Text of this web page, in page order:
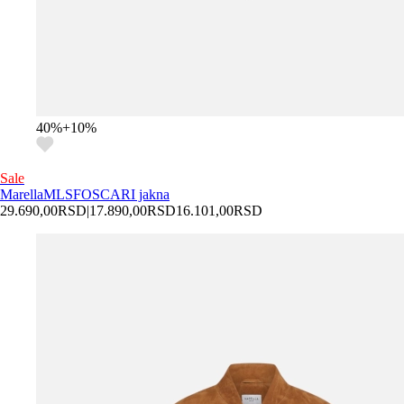
40%+10%
Sale
MarellaMLSFOSCARI jakna
29.690,00RSD|17.890,00RSD16.101,00RSD